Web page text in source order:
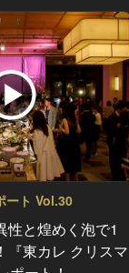
ート Vol.30
性と煌めく泡で1
『東カレ クリスマ